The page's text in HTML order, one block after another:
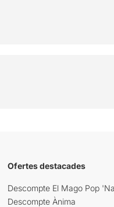
Ofertes destacades
Descompte El Mago Pop
Descompte Ànima